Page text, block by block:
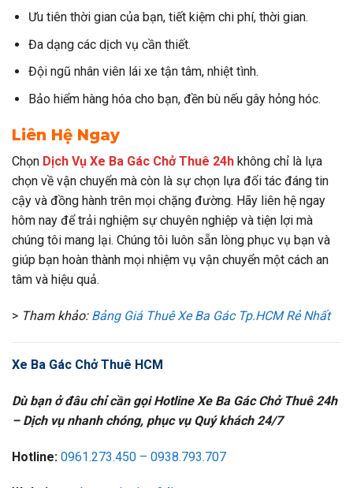
Ưu tiên thời gian của bạn, tiết kiệm chi phí, thời gian.
Đa dạng các dịch vụ cần thiết.
Đội ngũ nhân viên lái xe tận tâm, nhiệt tình.
Bảo hiểm hàng hóa cho bạn, đền bù nếu gây hỏng hóc.
Liên Hệ Ngay
Chọn Dịch Vụ Xe Ba Gác Chở Thuê 24h không chỉ là lựa
chọn về vận chuyển mà còn là sự chọn lựa đối tác đáng tin
cậy và đồng hành trên mọi chặng đường. Hãy liên hệ ngay
hôm nay để trải nghiệm sự chuyên nghiệp và tiện lợi mà
chúng tôi mang lại. Chúng tôi luôn sẵn lòng phục vụ bạn và
giúp bạn hoàn thành mọi nhiệm vụ vận chuyển một cách an
tâm và hiệu quả.
> Tham khảo: Bảng Giá Thuê Xe Ba Gác Tp.HCM Rẻ Nhất
Xe Ba Gác Chở Thuê HCM
Dù bạn ở đâu chỉ cần gọi Hotline Xe Ba Gác Chở Thuê 24h
– Dịch vụ nhanh chóng, phục vụ Quý khách 24/7
Hotline: 0961.273.450 – 0938.793.707